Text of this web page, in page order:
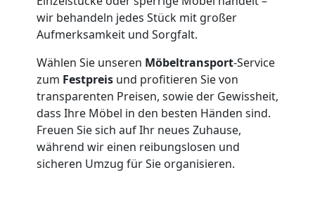
wir behandeln jedes Stück mit großer
Aufmerksamkeit und Sorgfalt.
Wählen Sie unseren Möbeltransport-Service
zum Festpreis und profitieren Sie von
transparenten Preisen, sowie der Gewissheit,
dass Ihre Möbel in den besten Händen sind.
Freuen Sie sich auf Ihr neues Zuhause,
während wir einen reibungslosen und
sicheren Umzug für Sie organisieren.
Expressumzug
Wiener
Neustadt
Tragehilfe